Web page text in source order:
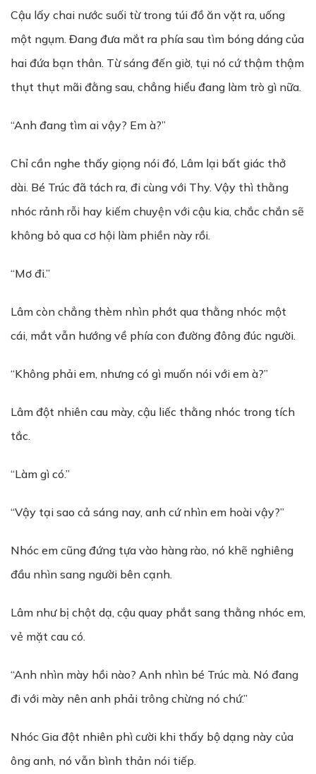
Cậu lấy chai nước suối từ trong túi đồ ăn vặt ra, uống
một ngụm. Đang đưa mắt ra phía sau tìm bóng dáng của
hai đứa bạn thân. Từ sáng đến giờ, tụi nó cứ thậm thậm
thụt thụt mãi đằng sau, chẳng hiểu đang làm trò gì nữa.
“Anh đang tìm ai vậy? Em à?”
Chỉ cần nghe thấy giọng nói đó, Lâm lại bất giác thở
dài. Bé Trúc đã tách ra, đi cùng với Thy. Vậy thì thằng
nhóc rảnh rỗi hay kiếm chuyện với cậu kia, chắc chắn sẽ
không bỏ qua cơ hội làm phiền này rồi.
“Mơ đi.”
Lâm còn chẳng thèm nhìn phớt qua thằng nhóc một
cái, mắt vẫn hướng về phía con đường đông đúc người.
“Không phải em, nhưng có gì muốn nói với em à?”
Lâm đột nhiên cau mày, cậu liếc thằng nhóc trong tích
tắc.
“Làm gì có.”
“Vậy tại sao cả sáng nay, anh cứ nhìn em hoài vậy?”
Nhóc em cũng đứng tựa vào hàng rào, nó khẽ nghiêng
đầu nhìn sang người bên cạnh.
Lâm như bị chột dạ, cậu quay phắt sang thằng nhóc em,
vẻ mặt cau có.
“Anh nhìn mày hồi nào? Anh nhìn bé Trúc mà. Nó đang
đi với mày nên anh phải trông chừng nó chứ.”
Nhóc Gia đột nhiên phì cười khi thấy bộ dạng này của
ông anh, nó vẫn bình thản nói tiếp.